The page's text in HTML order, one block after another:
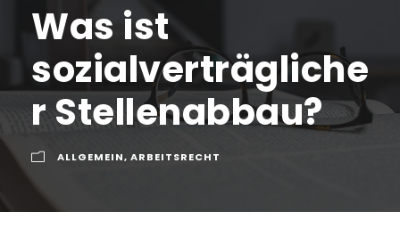
Was ist
sozialverträgliche
r Stellenabbau?
ALLGEMEIN, ARBEITSRECHT